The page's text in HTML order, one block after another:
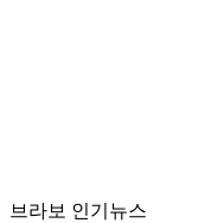
브라보 인기뉴스